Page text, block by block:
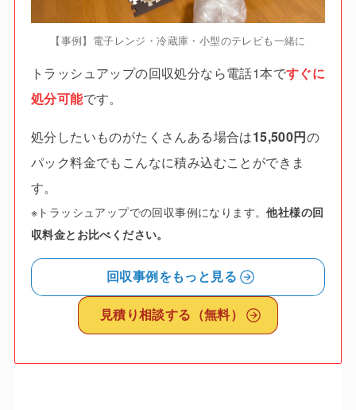
【事例】電子レンジ・冷蔵庫・小型のテレビも一緒に
トラッシュアップの回収処分なら電話1本ですぐに
処分可能です。
処分したいものがたくさんある場合は15,500円の
パック料金でもこんなに積み込むことができま
す。
※トラッシュアップでの回収事例になります。他社様の回
収料金とお比べください。
回収事例をもっと見る
見積り相談する（無料）